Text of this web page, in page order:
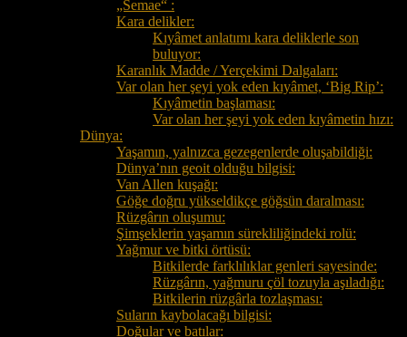
„Semae“ :
Kara delikler:
Kıyâmet anlatımı kara deliklerle son
buluyor:
Karanlık Madde / Yerçekimi Dalgaları:
Var olan her şeyi yok eden kıyâmet, ‘Big Rip’:
Kıyâmetin başlaması:
Var olan her şeyi yok eden kıyâmetin hızı:
Dünya:
Yaşamın, yalnızca gezegenlerde oluşabildiği:
Dünya’nın geoit olduğu bilgisi:
Van Allen kuşağı:
Göğe doğru yükseldikçe göğsün daralması:
Rüzgârın oluşumu:
Şimşeklerin yaşamın sürekliliğindeki rolü:
Yağmur ve bitki örtüsü:
Bitkilerde farklılıklar genleri sayesinde:
Rüzgârın, yağmuru çöl tozuyla aşıladığı:
Bitkilerin rüzgârla tozlaşması:
Suların kaybolacağı bilgisi:
Doğular ve batılar: